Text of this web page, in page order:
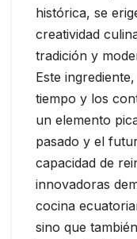
histórica, se
creatividad
tradición y
Este
tiempo y los
un elemento
pasado y el
capacidad de
innovadoras
cocina
sino que